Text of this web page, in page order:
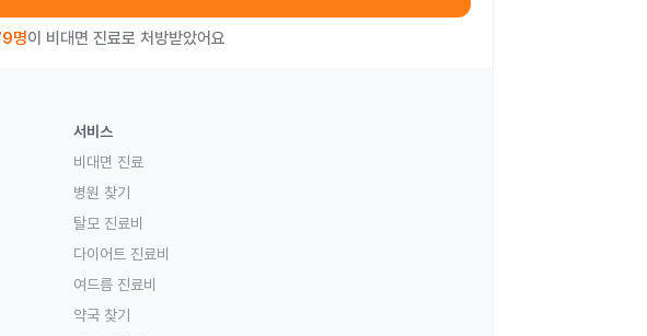
명이 비대면 진료로 처방받았어요
서비스
비대면 진료
병원 찾기
탈모 진료비
다이어트 진료비
여드름 진료비
약국 찾기